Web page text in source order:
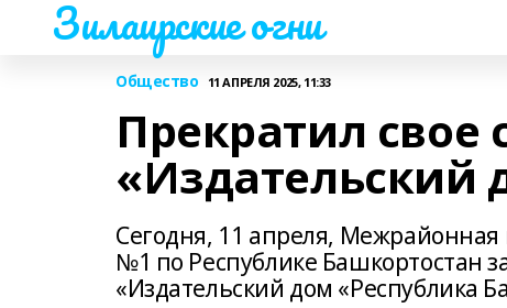
Зилаирские огни
Общество 11 АПРЕЛЯ 2025, 11:33
Прекратил свое
«Издательский
Сегодня, 11 апреля,
№1 по Республике Башкортостан
«Издательский дом «Республика